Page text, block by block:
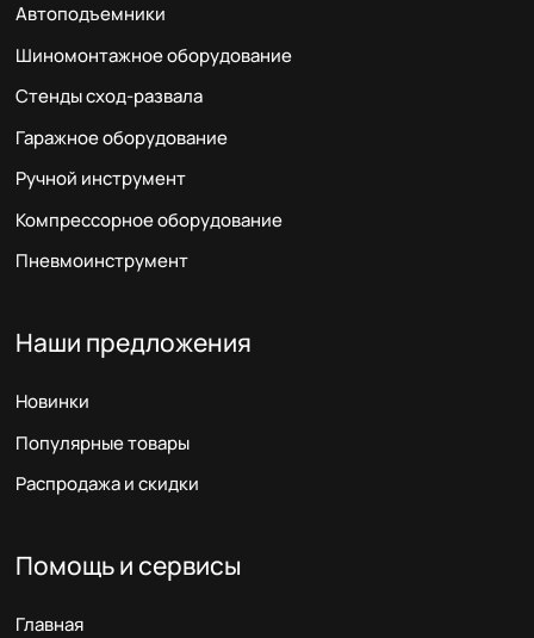
Автоподъемники
Шиномонтажное оборудование
Стенды сход-развала
Гаражное оборудование
Ручной инструмент
Компрессорное оборудование
Пневмоинструмент
Наши предложения
Новинки
Популярные товары
Распродажа и скидки
Помощь и сервисы
Главная